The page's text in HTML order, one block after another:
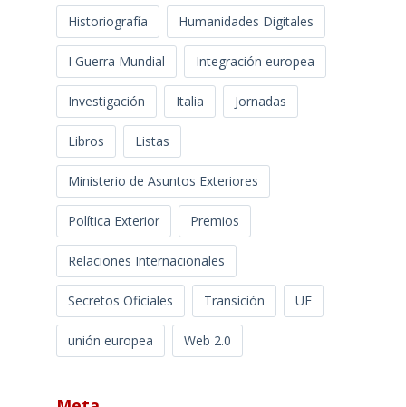
Historiografía Humanidades Digitales
I Guerra Mundial Integración europea
Investigación Italia Jornadas
Libros Listas
Ministerio de Asuntos Exteriores
Política Exterior Premios
Relaciones Internacionales
Secretos Oficiales Transición UE
unión europea Web 2.0